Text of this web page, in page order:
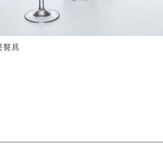
餐具